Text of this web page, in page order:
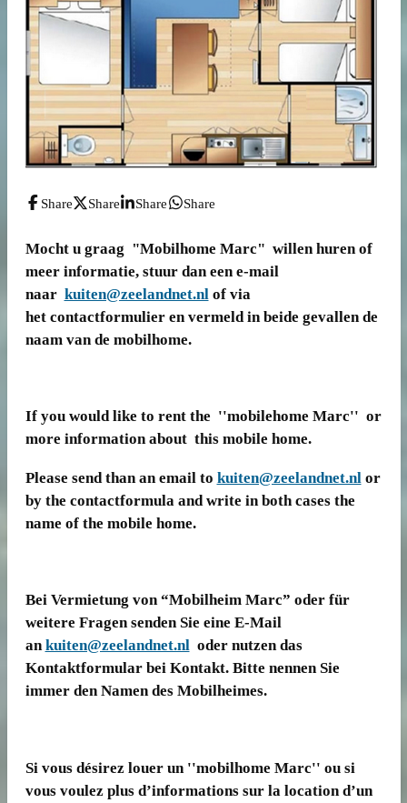
Share Share Share Share
Mocht u graag "Mobilhome Marc" willen huren of
meer informatie, stuur dan een e-mail
naar kuiten@zeelandnet.nl of via
het contactformulier en vermeld in beide gevallen de
naam van de mobilhome.
If you would like to rent the ''mobilehome Marc'' or
more information about this mobile home.
Please send than an email to kuiten@zeelandnet.nl or
by the contactformula and write in both cases the
name of the mobile home.
Bei Vermietung von “Mobilheim Marc” oder für
weitere Fragen senden Sie eine E-Mail
an kuiten@zeelandnet.nloder nutzen das
Kontaktformular bei Kontakt. Bitte nennen Sie
immer den Namen des Mobilheimes.
Si vous désirez louer un ''mobilhome Marc'' ou si
vous voulez plus d’informations sur la location d’un